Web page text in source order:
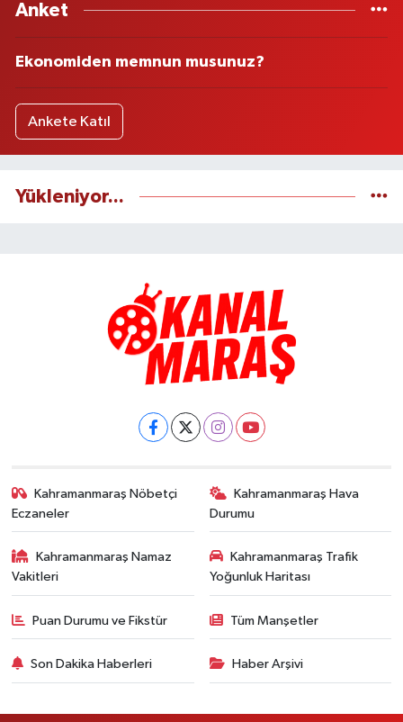
Anket
Ekonomiden memnun musunuz?
Ankete Katıl
Yükleniyor...
Kahramanmaraş Nöbetçi
Eczaneler
Kahramanmaraş Hava
Durumu
Kahramanmaraş Namaz
Vakitleri
Kahramanmaraş Trafik
Yoğunluk Haritası
Puan Durumu ve Fikstür Tüm Manşetler
Son Dakika Haberleri Haber Arşivi